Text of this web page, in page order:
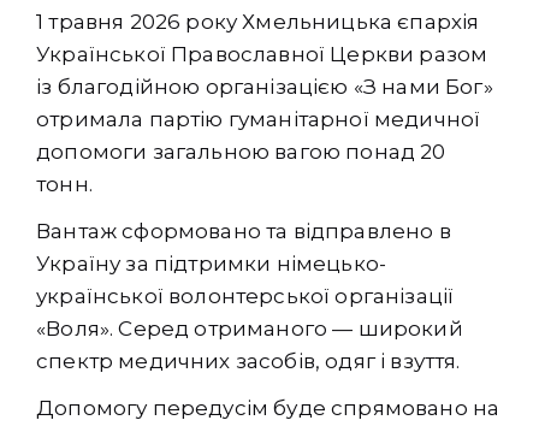
1 травня 2026 року Хмельницька єпархія
Української Православної Церкви разом
із благодійною організацією «З нами Бог»
отримала партію гуманітарної медичної
допомоги загальною вагою понад 20
тонн.
Вантаж сформовано та відправлено в
Україну за підтримки німецько-
української волонтерської організації
«Воля». Серед отриманого — широкий
спектр медичних засобів, одяг і взуття.
Допомогу передусім буде спрямовано на